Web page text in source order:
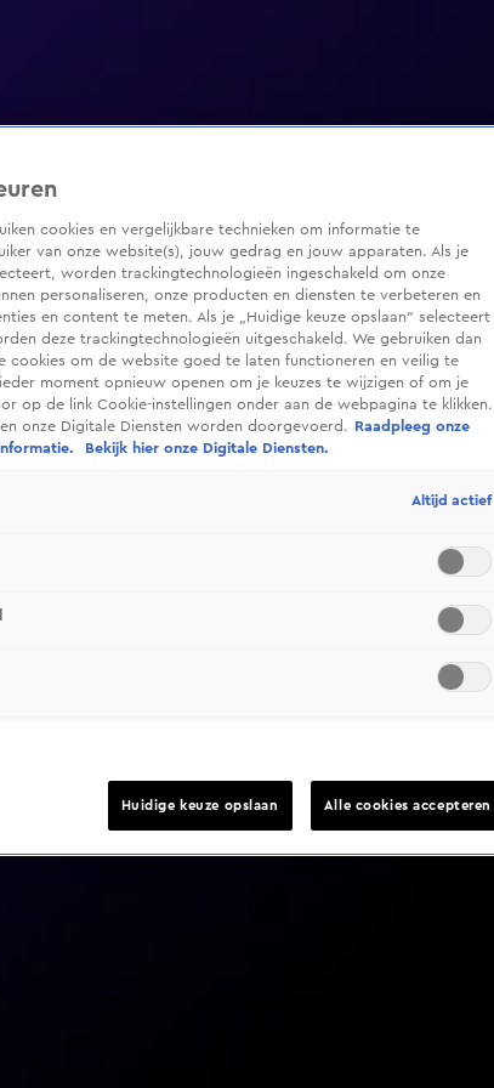
niet gevonden
cookies en vergelijkbare technieken om informatie te
van onze website(s), jouw gedrag en jouw apparaten. Als je
worden trackingtechnologieën ingeschakeld om onze
personaliseren, onze producten en diensten te verbeteren en
en content te meten. Als je „Huidige keuze opslaan” selecteert
deze trackingtechnologieën uitgeschakeld. We gebruiken dan
cookies om de website goed te laten functioneren en veilig te
moment opnieuw openen om je keuzes te wijzigen of om je
op de link Cookie-instellingen onder aan de webpagina te klikken.
onze Digitale Diensten worden doorgevoerd.
Raadpleeg onze
Bekijk hier onze Digitale Diensten.
Altijd actief
Huidige keuze opslaan Alle cookies accepteren